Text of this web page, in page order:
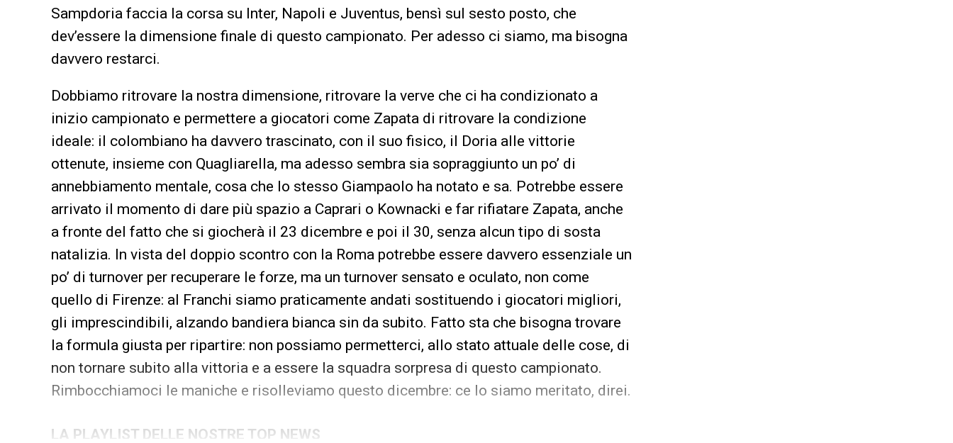
Sampdoria faccia la corsa su Inter, Napoli e Juventus, bensì sul sesto posto, che
dev’essere la dimensione finale di questo campionato. Per adesso ci siamo, ma bisogna
davvero restarci.
Dobbiamo ritrovare la nostra dimensione, ritrovare la verve che ci ha condizionato a
inizio campionato e permettere a giocatori come Zapata di ritrovare la condizione
ideale: il colombiano ha davvero trascinato, con il suo fisico, il Doria alle vittorie
ottenute, insieme con Quagliarella, ma adesso sembra sia sopraggiunto un po’ di
annebbiamento mentale, cosa che lo stesso Giampaolo ha notato e sa. Potrebbe essere
arrivato il momento di dare più spazio a Caprari o Kownacki e far rifiatare Zapata, anche
a fronte del fatto che si giocherà il 23 dicembre e poi il 30, senza alcun tipo di sosta
natalizia. In vista del doppio scontro con la Roma potrebbe essere davvero essenziale un
po’ di turnover per recuperare le forze, ma un turnover sensato e oculato, non come
quello di Firenze: al Franchi siamo praticamente andati sostituendo i giocatori migliori,
gli imprescindibili, alzando bandiera bianca sin da subito. Fatto sta che bisogna trovare
la formula giusta per ripartire: non possiamo permetterci, allo stato attuale delle cose, di
non tornare subito alla vittoria e a essere la squadra sorpresa di questo campionato.
Rimbocchiamoci le maniche e risolleviamo questo dicembre: ce lo siamo meritato, direi.
LA PLAYLIST DELLE NOSTRE TOP NEWS